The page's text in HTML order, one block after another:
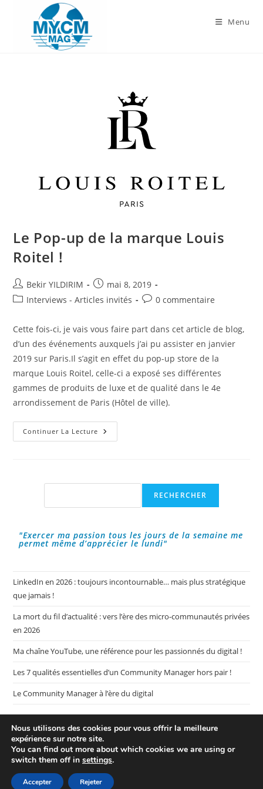
Menu
Le Pop-up de la marque Louis
Roitel !
Auteur/autrice
de
Bekir YILDIRIM
Publication
publiée :
mai 8, 2019
PostInterviews - Articles invités
Commentaires
publication :
0 commentaire
Cette fois-ci, je vais vous faire part dans cet article de blog,
d’un des événements auxquels j’ai pu assister en janvier
2019 sur Paris.Il s’agit en effet du pop-up store de la
marque Louis Roitel, celle-ci a exposé ses différentes
gammes de produits de luxe et de qualité dans le 4e
arrondissement de Paris (Hôtel de ville).
Continuer La Lecture Le
Pop-
RECHERCHER
"Exercer ma passion tous les jours de la semaine me
permet même d’apprécier le lundi"
LinkedIn en 2026 : toujours incontournable… mais plus stratégique
que jamais !
La mort du fil d’actualité : vers l’ère des micro-communautés privées
en 2026
Ma chaîne YouTube, une référence pour les passionnés du digital !
Les 7 qualités essentielles d’un Community Manager hors pair !
Le Community Manager à l’ère du digital
Plan de mon blog My CM Mag
Politique de confidentialité
Nous utilisons des cookies pour vous offrir la meilleure
expérience sur notre site.
You can find out more about which cookies we are using or
switch them off in settings.
Accepter Rejeter